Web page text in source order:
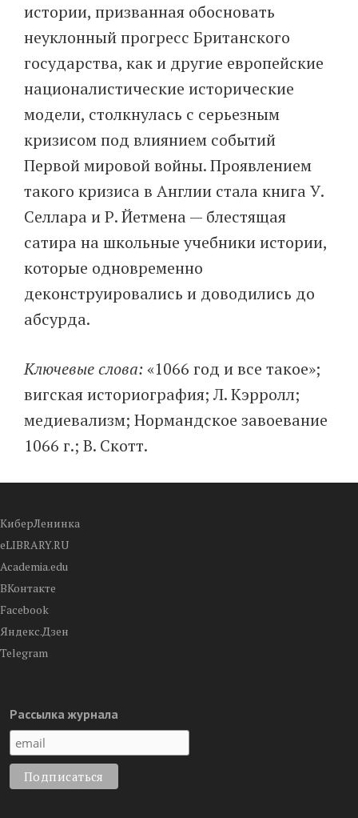
истории, призванная обосновать
неуклонный прогресс Британского
государства, как и другие европейские
националистические исторические
модели, столкнулась с серьезным
кризисом под влиянием событий
Первой мировой войны. Проявлением
такого кризиса в Англии стала книга У.
Селлара и Р. Йетмена — блестящая
сатира на школьные учебники истории,
которые одновременно
деконструировались и доводились до
абсурда.
Ключевые слова:«1066 год и все такое»;
вигская историография; Л. Кэрролл;
медиевализм; Нормандское завоевание
1066 г.; В. Скотт.
КиберЛенинка
eLIBRARY.RU
Academia.edu
ВКонтакте
Facebook
Яндекс.Дзен
Telegram
Рассылка журнала